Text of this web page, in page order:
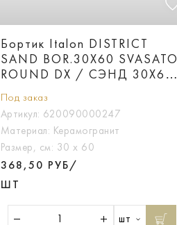
Бортик Italon DISTRICT
SAND BOR.30X60 SVASATO
ROUND DX / СЭНД 30X60
Под заказ
Артикул: 620090000247
Материал: Керамогранит
Размер, см: 30 х 60
368,50 РУБ/
ШТ
шт